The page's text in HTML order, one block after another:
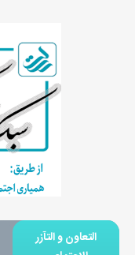
التعاون و التآزر